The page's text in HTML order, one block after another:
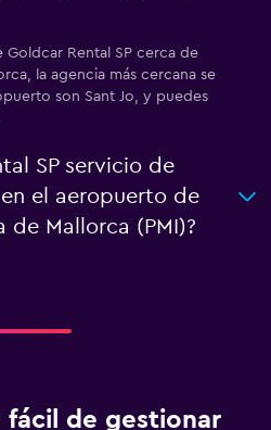
Rental SP cerca de
la agencia más cercana se
son Sant Jo, y puedes
SP servicio de
el aeropuerto de
de Mallorca (PMI)?
fácil de gestionar